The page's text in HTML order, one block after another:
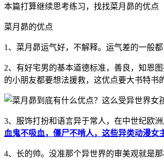
本篇打算继续思考练习，找找菜月昴的优点
菜月昴的优点
1、菜月昴运气好，不解释。运气差的一般
2、有好宅男的基本道德标准，善良，知恩
的小朋友都要想法援救，这优点要大书特书
3、服饰打扮和语言异于常人，在中世纪欧
血鬼不吸血，僵尸不啃人，这些异类动漫女
4、长的帅。没准那个异世界的审美观就是